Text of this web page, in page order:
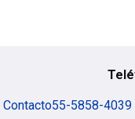
Contacto55-5858-4039